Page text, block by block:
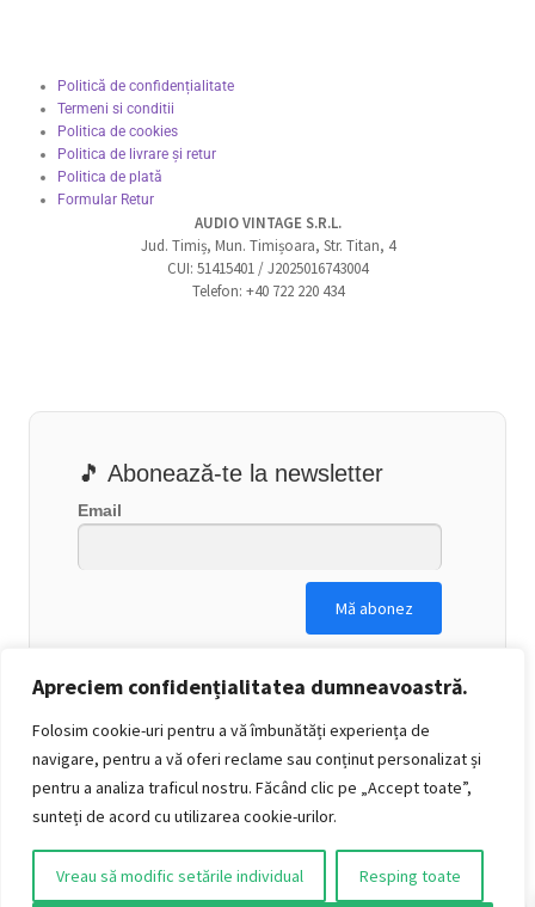
Apreciem confidențialitatea dumneavoastră.
Folosim cookie-uri pentru a vă îmbunătăți experiența de
navigare, pentru a vă oferi reclame sau conținut personalizat și
pentru a analiza traficul nostru. Făcând clic pe „Accept toate”,
sunteți de acord cu utilizarea cookie-urilor.
Vreau să modific setările individual Resping toate
Politică de confidențialitate
Termeni si conditii
Politica de cookies
Politica de livrare și retur
Politica de plată
Formular Retur
AUDIO VINTAGE S.R.L.
Jud. Timiș, Mun. Timișoara, Str. Titan, 4
CUI: 51415401 / J2025016743004
Telefon: +40 722 220 434
🎵 Abonează-te la newsletter
Email
0